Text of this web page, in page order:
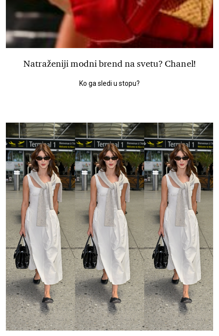
Natraženiji modni brend na svetu? Chanel!
Ko ga sledi u stopu?